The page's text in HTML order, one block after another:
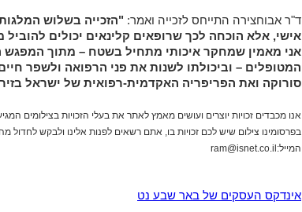
ד"ר אבוחצירה התייחס לזכייה ואמר: "הזכייה בשלוש
אישי, אלא הוכחה לכך שרופאים קלינאים יכולים
אני מאמין שמחקר איכותי מתחיל בשטח – מתוך המפגש
המטופלים – וביכולתו לשנות את פני הרפואה ולשפר
סורוקה ואת הפריפריה האקדמית-רפואית של ישראל
אנו מכבדים זכויות יוצרים ועושים מאמץ לאתר את בעלי הזכויות בצילומים
בפרסומינו צילום שיש לכם זכויות בו, אתם רשאים לפנות אלינו ולבקש
המייל:ram@isnet.co.il
אינדקס העסקים של באר שבע נט